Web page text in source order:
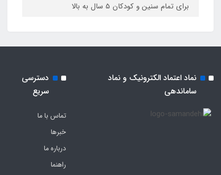
برای تمام سنین و کودکان 5 سال به بالا
نماد اعتماد الکترونیک و نماد
ساماندهی
دسترسی
سریع
تماس با ما
خبرها
درباره ما
راهنما